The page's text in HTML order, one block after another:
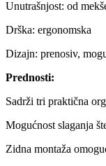
Unutrašnjost: od
Drška: ergonomska
Dizajn: prenosiv,
Prednosti:
Sadrži tri praktična
Mogućnost slaganja
Zidna montaža